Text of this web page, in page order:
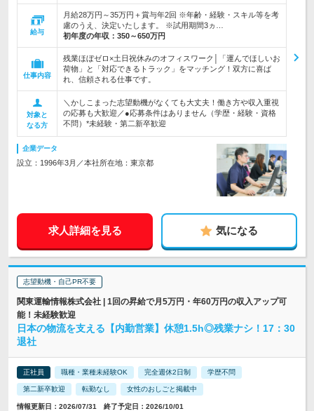
給与
月給28万円～35万円＋賞与年2回 ※年齢・経験・スキル等を考
慮のうえ、決定いたします。 ※試用期間3ヵ…
初年度の年収： 350～650万円
仕事内容
残業ほぼゼロ×土日祝休みのオフィスワーク│「運んでほしいお
荷物」と「対応できるトラック」をマッチング！双方に喜ば
れ、信頼される仕事です。
対象と
なる方
＼かしこまった志望動機がなくても大丈夫！働き方や収入重視
の応募も大歓迎／●応募条件はありません（学歴・経験・資格
不問）*未経験・第二新卒歓迎
企業データ
設立：1996年3月／本社所在地：東京都
求人詳細を見る 気になる
志望動機・自己PR不要
関東運輸情報株式会社 | 1回の昇給で月5万円・年60万円の収入アップ可
能！未経験歓迎
日本の物流を支える【内勤営業】休憩1.5h◎残業ナシ！17：30
退社
正社員 職種・業種未経験OK 完全週休2日制 学歴不問
第二新卒歓迎 転勤なし 女性のおしごと掲載中
情報更新日：2026/07/31 終了予定日：2026/10/01